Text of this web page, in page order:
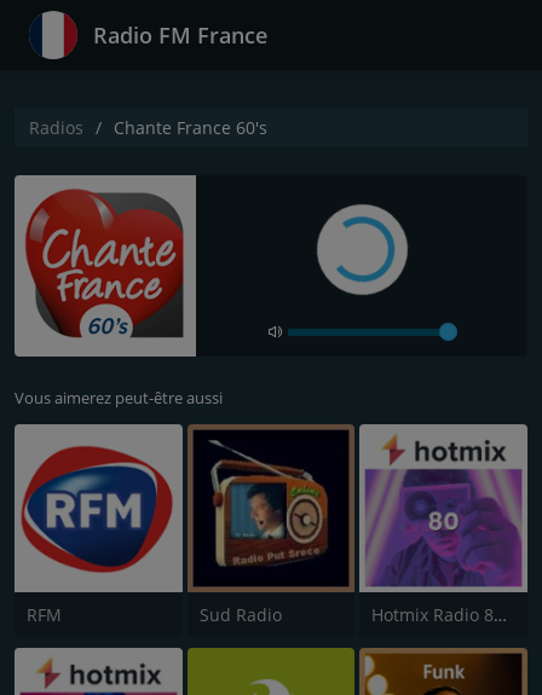
Radio FM France
Radios Chante France 60's
Vous aimerez peut-être aussi
RFM Sud Radio Hotmix Radio 80's